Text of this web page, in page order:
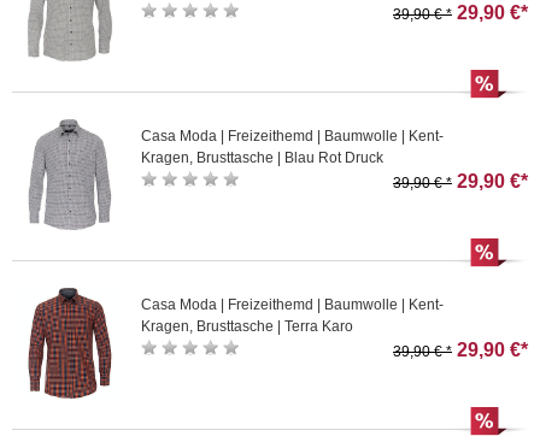
39,90 € * 29,90 €*
Casa Moda | Freizeithemd | Baumwolle | Kent-
Kragen, Brusttasche | Blau Rot Druck
39,90 € * 29,90 €*
Casa Moda | Freizeithemd | Baumwolle | Kent-
Kragen, Brusttasche | Terra Karo
39,90 € * 29,90 €*